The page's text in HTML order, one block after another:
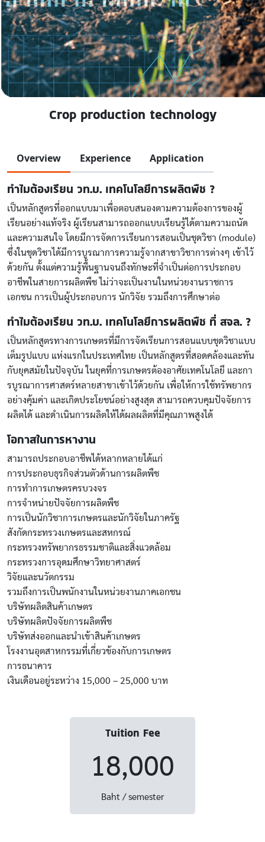
Crop production technology
Overview Experience Application
ทำไมต้องเรียน วท.บ. เทคโนโลยีการผลิตพืช ?
เป็นหลักสูตรที่ออกแบบมาเพื่อตอบสนองตามความต้องการของผู้
เรียนอย่างแท้จริง ผู้เรียนสามารถออกแบบเรียนรู้ได้ตามความถนัด
และความสนใจ โดยมีการจัดการเรียนการสอนเป็นชุดวิชา (module)
ซึ่งในชุดวิชาได้มีการบูรณาการความรู้จากสาขาวิชาการต่างๆ เข้าไว้
ด้วยกัน ตั้งแต่ความรู้พื้นฐานจนถึงทักษะที่จำเป็นต่อการประกอบ
อาชีพในสายการผลิตพืช ไม่ว่าจะเป็นงานในหน่วยงานราชการ
เอกชน การเป็นผู้ประกอบการ นักวิจัย รวมถึงการศึกษาต่อ
ทำไมต้องเรียน วท.บ. เทคโนโลยีการผลิตพืช ที่ สจล. ?
เป็นหลักสูตรทางการเกษตรที่มีการจัดเรียนการสอนแบบชุดวิชาแบบ
เต็มรูปแบบ แห่งแรกในประเทศไทย เป็นหลักสูตรที่สอดคล้องและทัน
กับยุคสมัยในปัจจุบัน ในยุคที่การเกษตรต้องอาศัยเทคโนโลยี และกา
รบูรณาการศาสตร์หลายสาขาเข้าไว้ด้วยกัน เพื่อให้การใช้ทรัพยากร
อย่างคุ้มค่า และเกิดประโยชน์อย่างสูงสุด สามารถควบคุมปัจจัยการ
ผลิตได้ และดำเนินการผลิตให้ได้ผลผลิตที่มีคุณภาพสูงได้
โอกาสในการหางาน
สามารถประกอบอาชีพได้หลากหลายได้แก่
การประกอบธุรกิจส่วนตัวด้านการผลิตพืช
การทำการเกษตรครบวงจร
การจำหน่ายปัจจัยการผลิตพืช
การเป็นนักวิชาการเกษตรและนักวิจัยในภาครัฐ
สังกัดกระทรวงเกษตรและสหกรณ์
กระทรวงทรัพยากรธรรมชาติและสิ่งแวดล้อม
กระทรวงการอุดมศึกษาวิทยาศาสตร์
วิจัยและนวัตกรรม
รวมถึงการเป็นพนักงานในหน่วยงานภาคเอกชน
บริษัทผลิตสินค้าเกษตร
บริษัทผลิตปัจจัยการผลิตพืช
บริษัทส่งออกและนำเข้าสินค้าเกษตร
โรงงานอุตสาหกรรมที่เกี่ยวข้องกับการเกษตร
การธนาคาร
เงินเดือนอยู่ระหว่าง 15,000 – 25,000 บาท
Tuition Fee
18,000
Baht / semester